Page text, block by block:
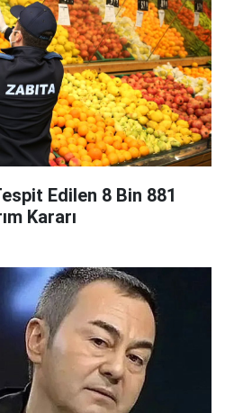
Edilen 8 Bin 881
Kararı